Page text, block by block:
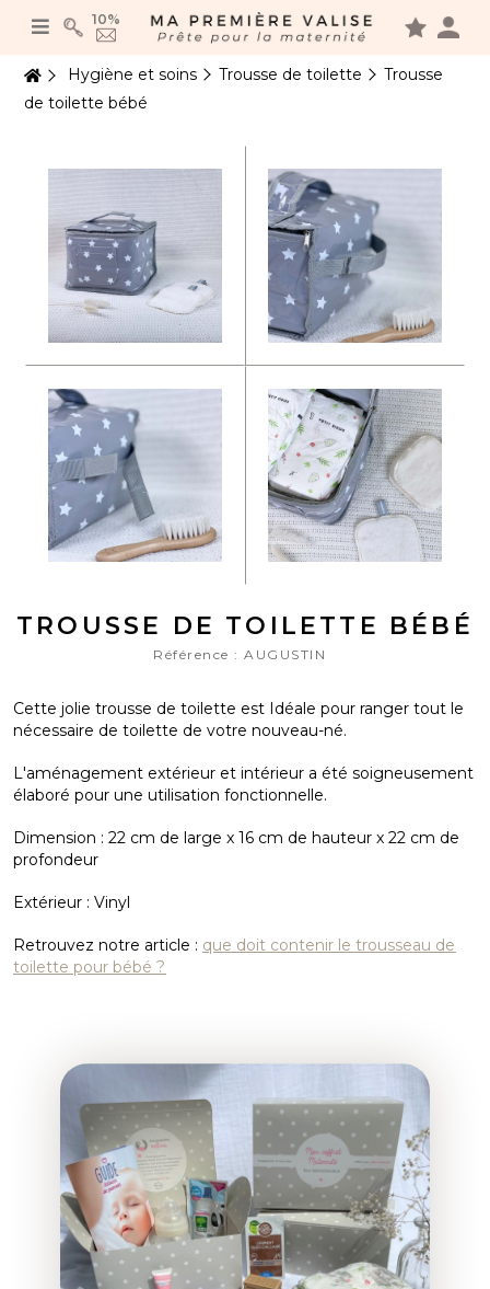
10%
Hygiène et soins Trousse de toilette
Trousse
de toilette bébé
TROUSSE DE TOILETTE BÉBÉ
Référence : AUGUSTIN
Cette jolie trousse de toilette est Idéale pour ranger tout le
nécessaire de toilette de votre nouveau-né.
L'aménagement extérieur et intérieur a été soigneusement
élaboré pour une utilisation fonctionnelle.
Dimension : 22 cm de large x 16 cm de hauteur x 22 cm de
profondeur
Extérieur : Vinyl
Retrouvez notre article : que doit contenir le trousseau de
toilette pour bébé ?
Panneau de gestion des cookies